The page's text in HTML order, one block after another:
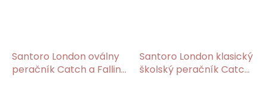
Santoro London oválny
peračník Catch a Falling
Santoro London klasický
školský peračník Catch